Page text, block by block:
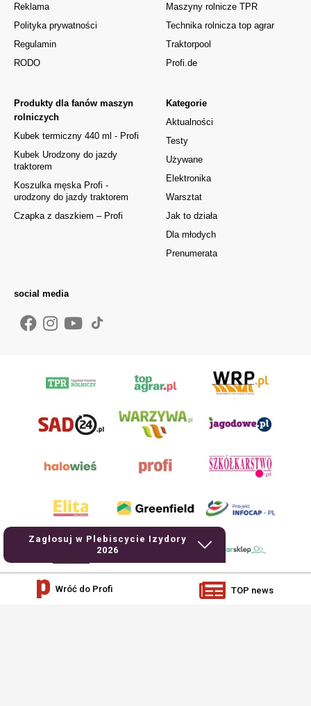
Zagłosuj w Plebiscycie Izydory
2026
Reklama
Polityka prywatności
Regulamin
RODO
Kategorie
Aktualności
Testy
Używane
Elektronika
Warsztat
Jak to działa
Dla młodych
Prenumerata
Produkty dla fanów maszyn
rolniczych
Kubek termiczny 440 ml - Profi
Kubek Urodzony do jazdy
traktorem
Koszulka męska Profi -
urodzony do jazdy traktorem
Czapka z daszkiem – Profi
Maszyny rolnicze TPR
Technika rolnicza top agrar
Traktorpool
Profi.de
social media
Wróć do Profi TOP news